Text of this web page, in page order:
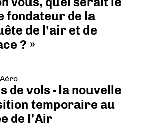
fondateur de la
de l’air et de
? »
de vols - la nouvelle
temporaire au
de l'Air